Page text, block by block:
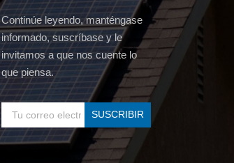
Continúe leyendo, manténgase
informado, suscríbase y le
invitamos a que nos cuente lo
que piensa.